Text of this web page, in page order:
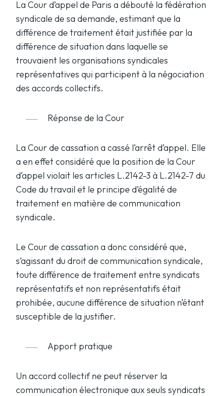
La Cour d’appel de Paris a débouté la fédération
syndicale de sa demande, estimant que la
différence de traitement était justifiée par la
différence de situation dans laquelle se
trouvaient les organisations syndicales
représentatives qui participent à la négociation
des accords collectifs.
Réponse de la Cour
La Cour de cassation a cassé l’arrêt d’appel. Elle
a en effet considéré que la position de la Cour
d’appel violait les articles L.2142-3 à L.2142-7 du
Code du travail et le principe d’égalité de
traitement en matière de communication
syndicale.
Le Cour de cassation a donc considéré que,
s’agissant du droit de communication syndicale,
toute différence de traitement entre syndicats
représentatifs et non représentatifs était
prohibée, aucune différence de situation n’étant
susceptible de la justifier.
Apport pratique
Un accord collectif ne peut réserver la
communication électronique aux seuls syndicats